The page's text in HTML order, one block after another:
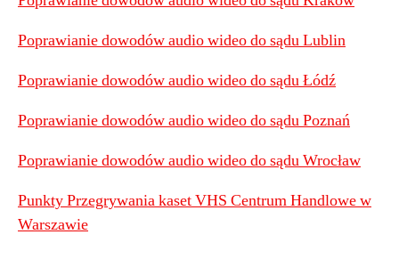
Poprawianie dowodów audio wideo do sądu Lublin
Poprawianie dowodów audio wideo do sądu Łódź
Poprawianie dowodów audio wideo do sądu Poznań
Poprawianie dowodów audio wideo do sądu Wrocław
Punkty Przegrywania kaset VHS Centrum Handlowe w
Warszawie